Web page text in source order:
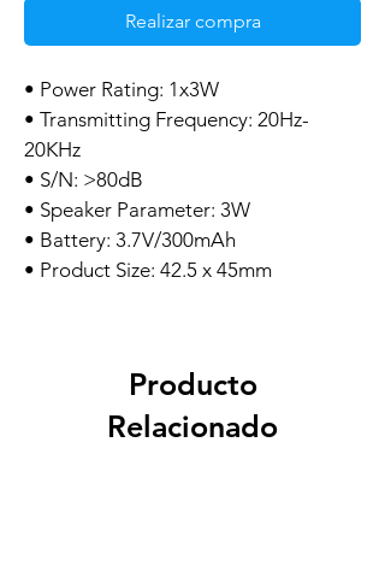
Realizar compra
• Power Rating: 1x3W
• Transmitting Frequency: 20Hz-
20KHz
• S/N: >80dB
• Speaker Parameter: 3W
• Battery: 3.7V/300mAh
• Product Size: 42.5 x 45mm
Producto
Relacionado